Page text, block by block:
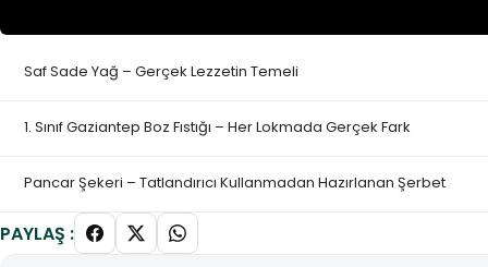
Saf Sade Yağ – Gerçek Lezzetin Temeli
1. Sınıf Gaziantep Boz Fıstığı – Her Lokmada Gerçek Fark
Pancar Şekeri – Tatlandırıcı Kullanmadan Hazırlanan Şerbet
PAYLAŞ :